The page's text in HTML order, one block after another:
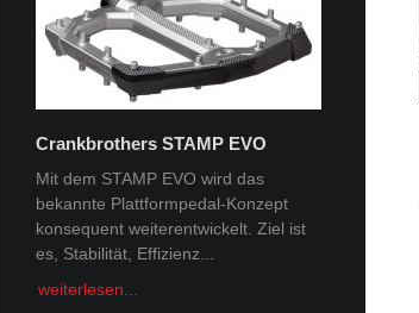
Crankbrothers STAMP EVO
Mit dem STAMP EVO wird das
bekannte Plattformpedal-Konzept
konsequent weiterentwickelt. Ziel ist
es, Stabilität, Effizienz...
weiterlesen...
Tobi Tritscher x Van Deer
Im Schnee Zuhause Name: Tobi
Trischer Alter: 31Homespot:
Schladming, AustriaSponsoren: Van